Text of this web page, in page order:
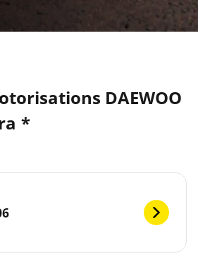
DAEWOO
*